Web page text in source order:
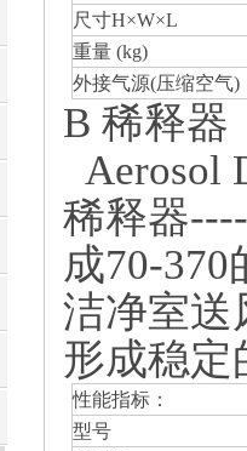
尺寸H×W×L
重量 (kg)
外接气源(压缩空气)
B 稀释器
Aerosol
稀释器
成70-
洁净室送
形成稳定
性能指标：
型号